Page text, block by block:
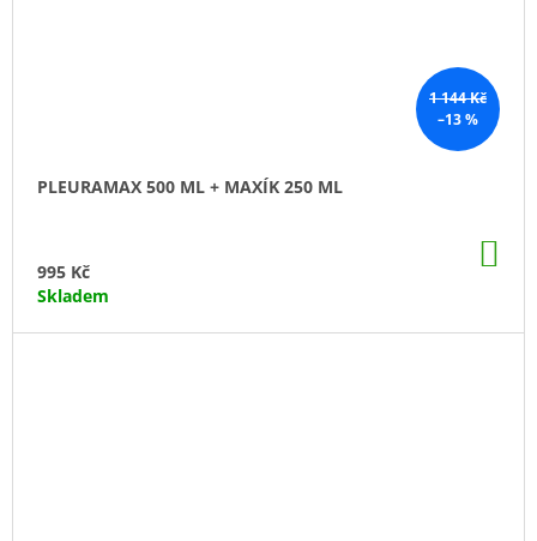
1 144 Kč
–13 %
PLEURAMAX 500 ML + MAXÍK 250 ML
995 Kč
Skladem